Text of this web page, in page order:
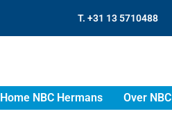
T. +31 13 5710488
Home NBC Hermans Over NBC